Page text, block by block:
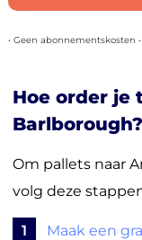
• Geen abonnementskosten
Hoe order je
Barlborough?
Om pallets naar
volg deze
1 Maak een